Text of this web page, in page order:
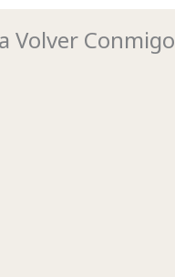
Volver Conmigo